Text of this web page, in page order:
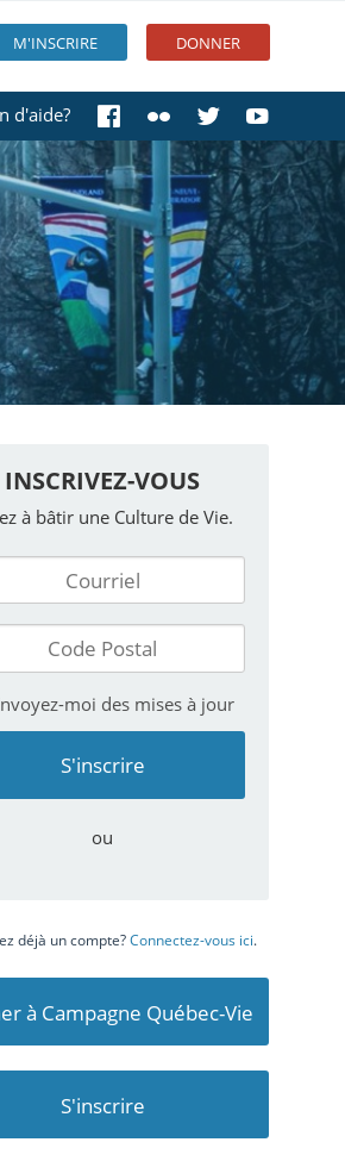
M'INSCRIRE DONNER
d'aide?
INSCRIVEZ-VOUS
à bâtir une Culture de Vie.
moi des mises à jour
ou
déjà un compte?Connectez-vous ici.
à Campagne Québec-Vie
S'inscrire